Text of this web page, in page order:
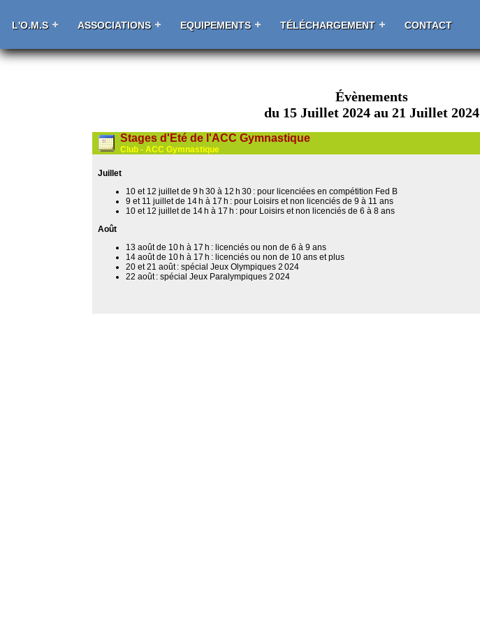
L'O.M.S ASSOCIATIONS EQUIPEMENTS TÉLÉCHARGEMENT CONTACT
Évènements
du 15 Juillet 2024 au 21 Juillet 2024
Stages d'Eté de l'ACC Gymnastique
Club - ACC Gymnastique
Juillet
10 et 12 juillet de 9 h 30 à 12 h 30 : pour licenciées en compétition Fed B
9 et 11 juillet de 14 h à 17 h : pour Loisirs et non licenciés de 9 à 11 ans
10 et 12 juillet de 14 h à 17 h : pour Loisirs et non licenciés de 6 à 8 ans
Août
13 août de 10 h à 17 h : licenciés ou non de 6 à 9 ans
14 août de 10 h à 17 h : licenciés ou non de 10 ans et plus
20 et 21 août : spécial Jeux Olympiques 2 024
22 août : spécial Jeux Paralympiques 2 024